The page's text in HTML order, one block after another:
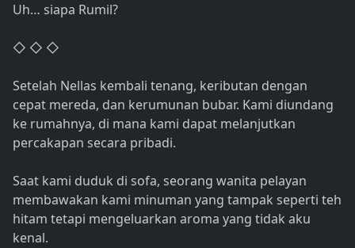
Uh… siapa Rumil?
◇ ◇ ◇
Setelah Nellas kembali tenang, keributan dengan
cepat mereda, dan kerumunan bubar. Kami diundang
ke rumahnya, di mana kami dapat melanjutkan
percakapan secara pribadi.
Saat kami duduk di sofa, seorang wanita pelayan
membawakan kami minuman yang tampak seperti teh
hitam tetapi mengeluarkan aroma yang tidak aku
kenal.